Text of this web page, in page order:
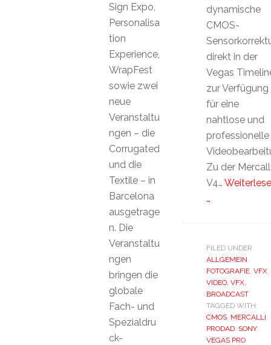
dynamische
CMOS-
direkt in der
Vegas
zur Verfügung
für eine
nahtlose und
professionelle
Zu der
V4…
…
FILED UNDER:
ALLGEMEIN,
FOTOGRAFIE, VFX,
VIDEO, VFX,
BROADCAST
TAGGED WITH:
CMOS, MERCALLI,
PRODAD, SONY,
VEGAS PRO
Sign Expo,
Personalisa
tion
Experience,
WrapFest
sowie zwei
neue
Veranstaltu
ngen – die
Corrugated
und die
Textile – in
Barcelona
ausgetrage
n. Die
Veranstaltu
ngen
bringen die
globale
Fach- und
Spezialdru
ck-